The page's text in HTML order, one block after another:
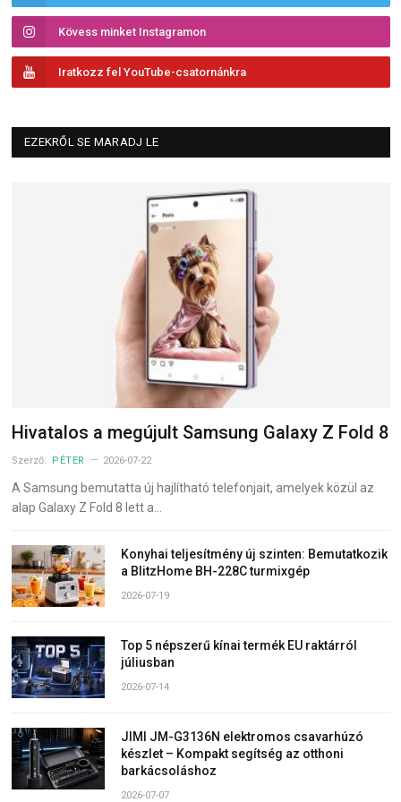
Kövess minket Instagramon
Iratkozz fel YouTube-csatornánkra
EZEKRŐL SE MARADJ LE
Hivatalos a megújult Samsung Galaxy Z Fold 8
Szerző: PÉTER 2026-07-22
A Samsung bemutatta új hajlítható telefonjait, amelyek közül az
alap Galaxy Z Fold 8 lett a…
Konyhai teljesítmény új szinten: Bemutatkozik
a BlitzHome BH-228C turmixgép
2026-07-19
Top 5 népszerű kínai termék EU raktárról
júliusban
2026-07-14
JIMI JM-G3136N elektromos csavarhúzó
készlet – Kompakt segítség az otthoni
barkácsoláshoz
2026-07-07